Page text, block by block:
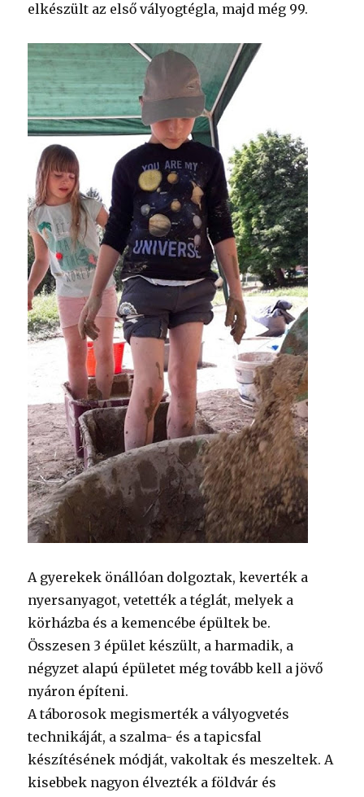
elkészült az első vályogtégla, majd még 99.
A gyerekek önállóan dolgoztak, keverték a
nyersanyagot, vetették a téglát, melyek a
körházba és a kemencébe épültek be.
Összesen 3 épület készült, a harmadik, a
négyzet alapú épületet még tovább kell a jövő
nyáron építeni.
A táborosok megismerték a vályogvetés
technikáját, a szalma- és a tapicsfal
készítésének módját, vakoltak és meszeltek. A
kisebbek nagyon élvezték a földvár és